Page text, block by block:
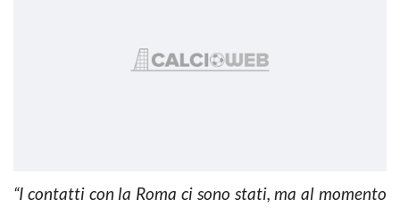
“I contatti con la Roma ci sono stati, ma al momento